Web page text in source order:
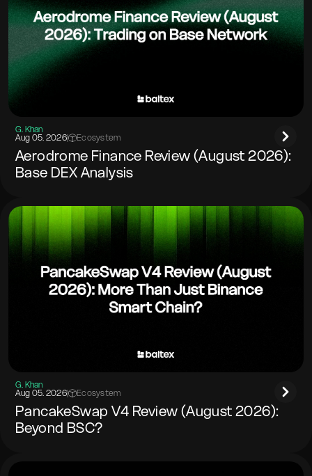
G. Khan
Aug 05. 2026| Ecosystem
Aerodrome Finance Review (August 2026):
Base DEX Analysis
G. Khan
Aug 05. 2026| Ecosystem
PancakeSwap V4 Review (August 2026):
Beyond BSC?